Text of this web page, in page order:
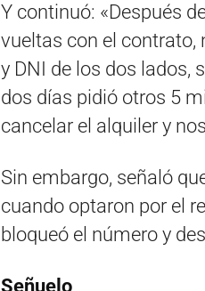
Y continuó: «Después
vueltas con el contrato,
y DNI de los dos lados,
dos días pidió otros 5
cancelar el alquiler y
Sin embargo, señaló
cuando optaron por el
bloqueó el número y
Señuelo